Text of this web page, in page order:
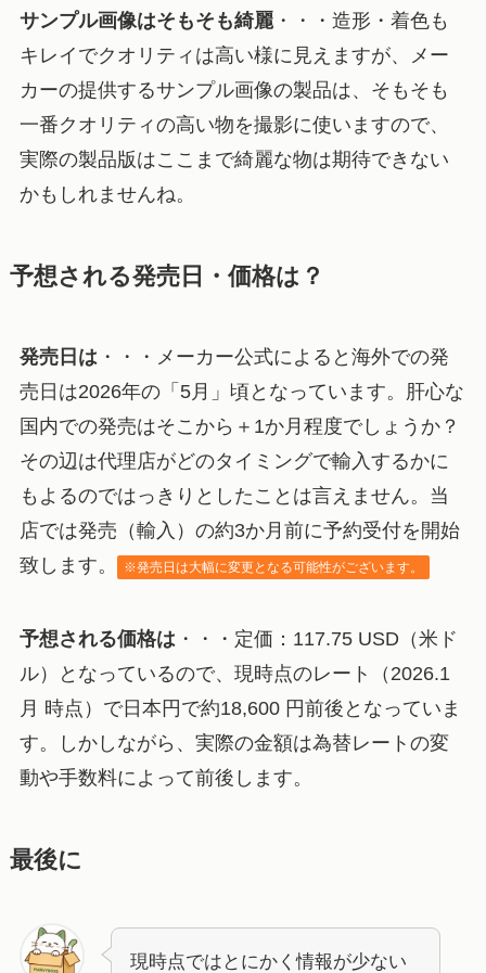
サンプル画像はそもそも綺麗・・・造形・着色も
キレイでクオリティは高い様に見えますが、メー
カーの提供するサンプル画像の製品は、そもそも
一番クオリティの高い物を撮影に使いますので、
実際の製品版はここまで綺麗な物は期待できない
かもしれませんね。
予想される発売日・価格は？
発売日は・・・メーカー公式によると海外での発
売日は2026年の「5月」頃となっています。肝心な
国内での発売はそこから＋1か月程度でしょうか？
その辺は代理店がどのタイミングで輸入するかに
もよるのではっきりとしたことは言えません。当
店では発売（輸入）の約3か月前に予約受付を開始
致します。
※発売日は大幅に変更となる可能性がございます。
予想される価格は ・・・定価：117.75 USD（米ド
ル）となっているので、現時点のレート（2026.1
月 時点）で日本円で約18,600 円前後となっていま
す。しかしながら、実際の金額は為替レートの変
動や手数料によって前後します。
最後に
現時点ではとにかく情報が少ない